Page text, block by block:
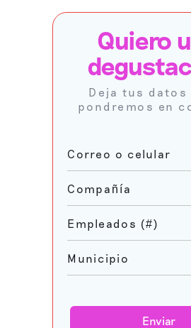
Quiero
Deja tus datos
pondremos en